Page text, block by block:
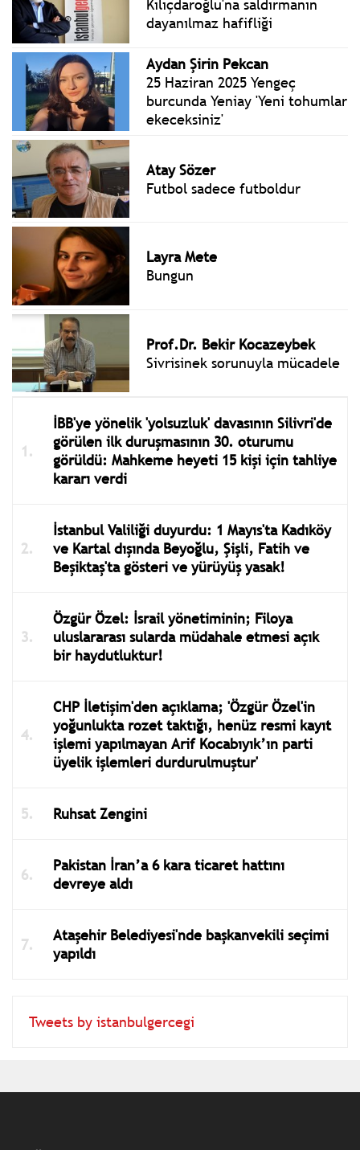
Kılıçdaroğlu'na saldırmanın
dayanılmaz hafifliği
Aydan Şirin Pekcan
25 Haziran 2025 Yengeç
burcunda Yeniay 'Yeni tohumlar
ekeceksiniz'
Atay Sözer
Futbol sadece futboldur
Layra Mete
Bungun
Prof.Dr. Bekir Kocazeybek
Sivrisinek sorunuyla mücadele
İBB'ye yönelik 'yolsuzluk' davasının Silivri'de
görülen ilk duruşmasının 30. oturumu
görüldü: Mahkeme heyeti 15 kişi için tahliye
kararı verdi
İstanbul Valiliği duyurdu: 1 Mayıs'ta Kadıköy
ve Kartal dışında Beyoğlu, Şişli, Fatih ve
Beşiktaş'ta gösteri ve yürüyüş yasak!
Özgür Özel: İsrail yönetiminin; Filoya
uluslararası sularda müdahale etmesi açık
bir haydutluktur!
CHP İletişim'den açıklama; 'Özgür Özel'in
yoğunlukta rozet taktığı, henüz resmi kayıt
işlemi yapılmayan Arif Kocabıyık’ın parti
üyelik işlemleri durdurulmuştur'
Ruhsat Zengini
Pakistan İran’a 6 kara ticaret hattını
devreye aldı
Ataşehir Belediyesi'nde başkanvekili seçimi
yapıldı
Tweets by istanbulgercegi